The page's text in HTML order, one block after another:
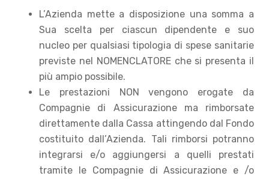
L’Azienda mette a disposizione una somma a
Sua scelta per ciascun dipendente e suo
nucleo per qualsiasi tipologia di spese sanitarie
previste nel NOMENCLATORE che si presenta il
più ampio possibile.
Le prestazioni NON vengono erogate da
Compagnie di Assicurazione ma rimborsate
direttamente dalla Cassa attingendo dal Fondo
costituito dall’Azienda. Tali rimborsi potranno
integrarsi e/o aggiungersi a quelli prestati
tramite le Compagnie di Assicurazione e /o